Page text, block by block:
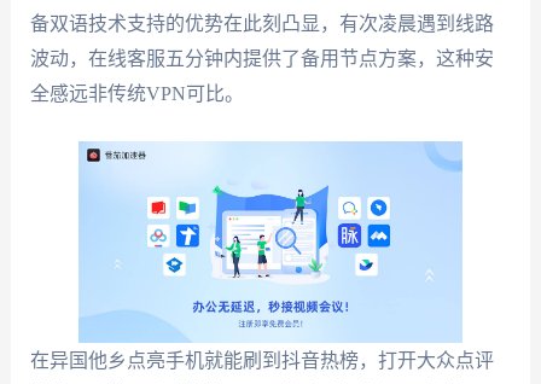
备双语技术支持的优势在此刻凸显，有次凌晨遇到线路
波动，在线客服五分钟内提供了备用节点方案，这种安
全感远非传统VPN可比。
在异国他乡点亮手机就能刷到抖音热榜，打开大众点评